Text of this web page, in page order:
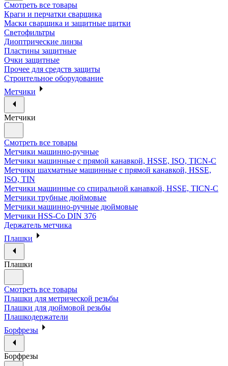
Смотреть все товары
Краги и перчатки сварщика
Маски сварщика и защитные щитки
Светофильтры
Диоптрические линзы
Пластины защитные
Очки защитные
Прочее для средств защиты
Строительное оборудование
Метчики
Метчики
Смотреть все товары
Метчики машинно-ручные
Метчики машинные с прямой канавкой, HSSE, ISO, TICN-C
Метчики шахматные машинные с прямой канавкой, HSSE,
ISO, TIN
Метчики машинные со спиральной канавкой, HSSE, TICN-C
Метчики трубные дюймовые
Метчики машинно-ручные дюймовые
Метчики HSS-Co DIN 376
Держатель метчика
Плашки
Плашки
Смотреть все товары
Плашки для метрической резьбы
Плашки для дюймовой резьбы
Плашкодержатели
Борфрезы
Борфрезы